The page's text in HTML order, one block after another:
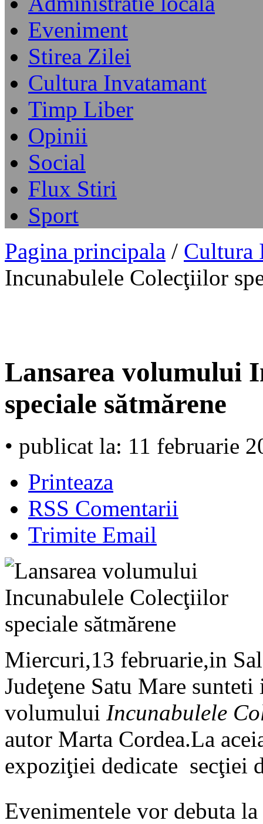
Eveniment
Stirea Zilei
Cultura Invatamant
Timp Liber
Opinii
Social
Flux Stiri
Sport
Pagina principala / Cultura
Incunabulele Colecţiilor
Lansarea volumului
speciale sătmărene
• publicat la: 11 februarie
Printeaza
RSS Comentarii
Trimite Email
Miercuri,13 februarie,in
Judeţene Satu Mare
volumului Incunabulele
autor Marta Cordea.La
expoziţiei dedicate secţiei
Evenimentele vor debuta